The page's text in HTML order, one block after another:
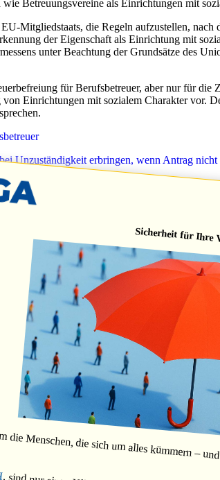
Betreuungsvereine als Einrichtungen mit
Mitgliedstaats, die Regeln aufzustellen,
der Eigenschaft als Einrichtung mit
unter Beachtung der Grundsätze des
für Berufsbetreuer, aber nur für
Einrichtungen mit sozialem Charakter vor.
bei Unzuständigkeit erbringen, wenn Antrag
Sicherheit für Ihre
Menschen, die sich um alles kümmern –